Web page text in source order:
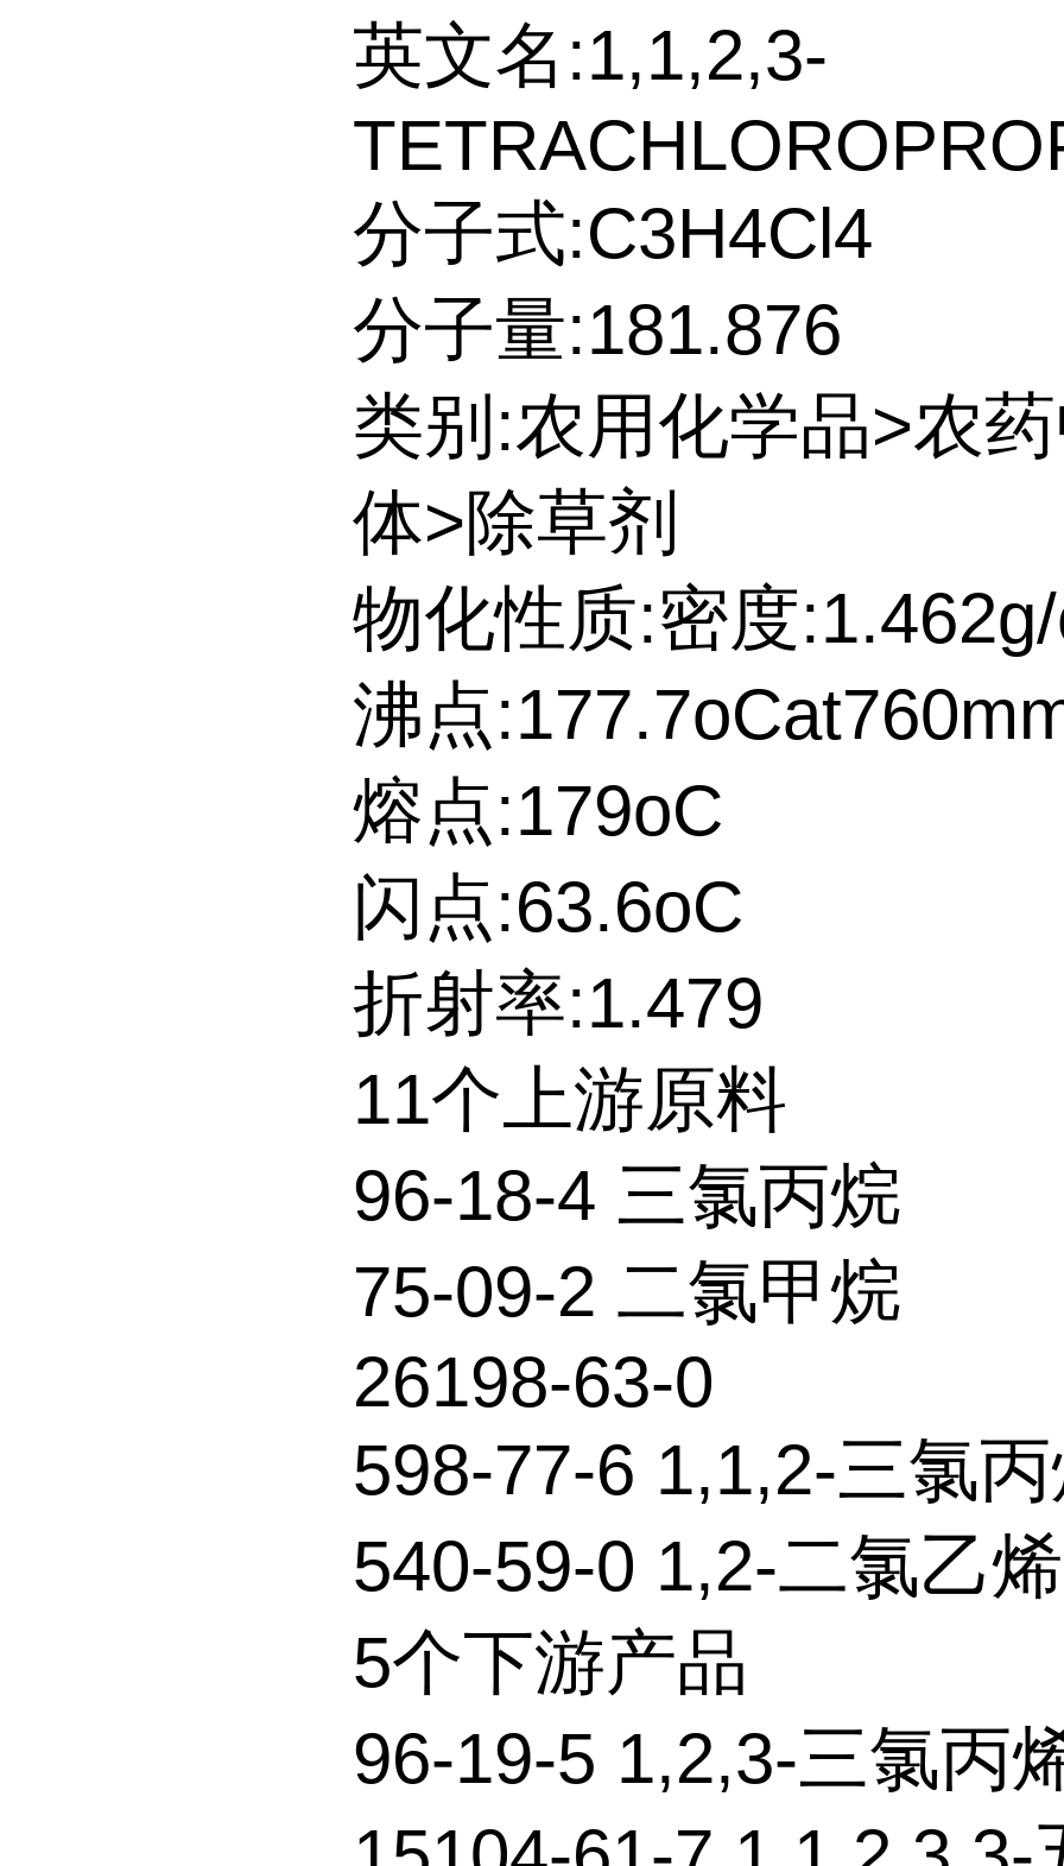
英文名:1,1,2,3-
分子式:C3H4Cl4
分子量:181.876
类别:农用化学品>农
体>除草剂
物化性质:密度
沸点
熔点:179oC
闪点:63.6oC
折射率:1.479
11个上游原料
96-18-4 三氯丙烷
75-09-2 二氯甲烷
26198-63-0
598-77-6 1,1,2-三氯
540-59-0 1,2-二氯乙烯
5个下游产品
96-19-5 1,2,3-三氯丙